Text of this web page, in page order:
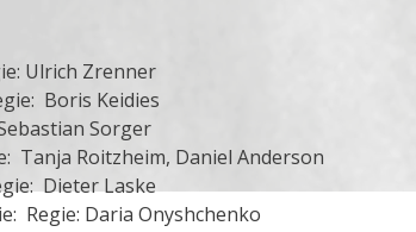
Ulrich Zrenner
Boris Keidies
Sorger
Tanja Roitzheim, Daniel Anderson
Dieter Laske
Regie: Daria Onyshchenko